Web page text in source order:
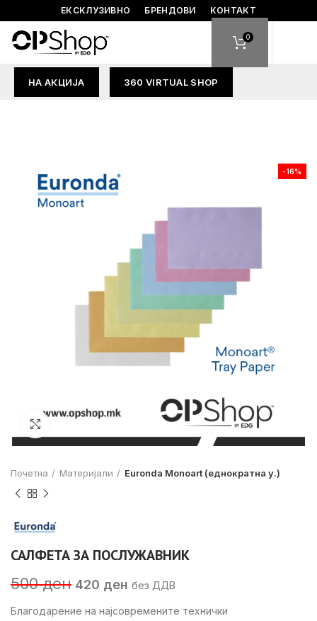
ЕКСКЛУЗИВНО БРЕНДОВИ КОНТАКТ
0
НА АКЦИЈА 360 VIRTUAL SHOP
-16%
Почетна Материјали Euronda Monoart (еднократна у.)
САЛФЕТА ЗА ПОСЛУЖАВНИК
500ден Original
was:
420 ден Current
is:
без ДДВ
Благодарение на најсовремените технички